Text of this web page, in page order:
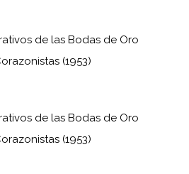
de las Bodas de Oro
(1953)
de las Bodas de Oro
(1953)